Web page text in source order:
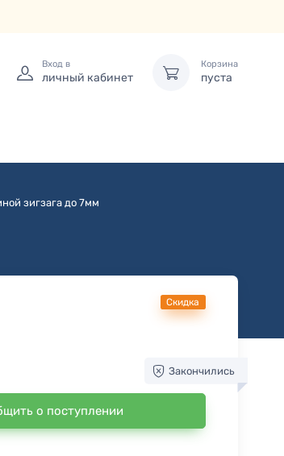
Вход в
личный кабинет
Корзина
пуста
зигзага до 7мм
Скидка
Закончились
о поступлении